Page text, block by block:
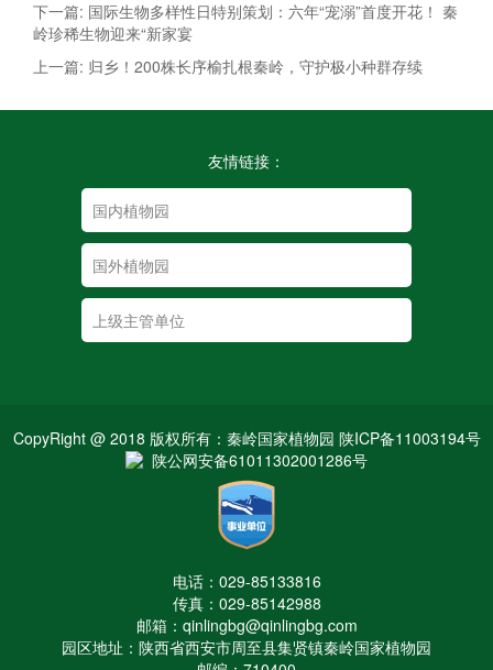
下一篇: 国际生物多样性日特别策划：六年“宠溺”首度开花！ 秦
岭珍稀生物迎来“新家宴
上一篇: 归乡！200株长序榆扎根秦岭，守护极小种群存续
友情链接：
CopyRight @ 2018 版权所有：秦岭国家植物园 陕ICP备11003194号
陕公网安备61011302001286号
电话：029-85133816
传真：029-85142988
邮箱：qinlingbg@qinlingbg.com
园区地址：陕西省西安市周至县集贤镇秦岭国家植物园